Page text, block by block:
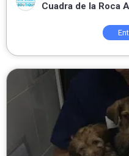
Cuadra de la Roca